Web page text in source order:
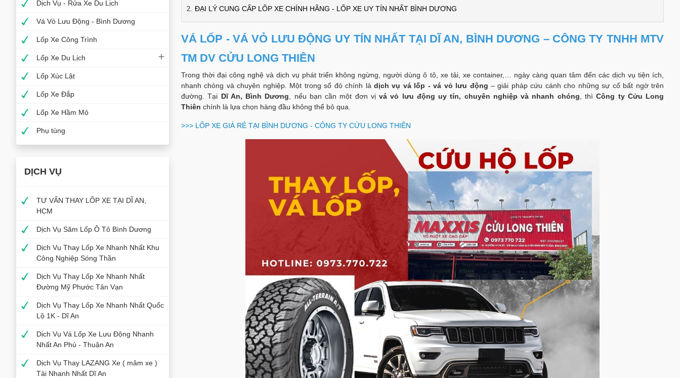
Dịch Vụ - Rửa Xe Du Lịch
Vá Vỏ Lưu Động - Bình Dương
Lốp Xe Công Trình
Lốp Xe Du Lịch
Lốp Xúc Lật
Lốp Xe Đắp
Lốp Xe Hầm Mỏ
Phụ tùng
DỊCH VỤ
TƯ VẤN THAY LỐP XE TẠI DĨ AN,
HCM
Dịch Vụ Săm Lốp Ô Tô Bình Dương
Dịch Vụ Thay Lốp Xe Nhanh Nhất Khu
Công Nghiệp Sóng Thần
Dịch Vụ Thay Lốp Xe Nhanh Nhất
Đường Mỹ Phước Tân Vạn
Dịch Vụ Thay Lốp Xe Nhanh Nhất Quốc
Lộ 1K - Dĩ An
Dịch Vụ Vá Lốp Xe Lưu Động Nhanh
Nhất An Phú - Thuận An
Dịch Vụ Thay LAZANG Xe ( mâm xe )
Tải Nhanh Nhất Dĩ An
ĐẠI LÝ CUNG CẤP LỐP XE CHÍNH HÃNG - LỐP XE UY TÍN NHẤT BÌNH DƯƠNG
VÁ LỐP - VÁ VỎ LƯU ĐỘNG UY TÍN NHẤT TẠI DĨ AN, BÌNH DƯƠNG – CÔNG TY TNHH MTV
TM DV CỬU LONG THIÊN
Trong thời đại công nghệ và dịch vụ phát triển không ngừng, người dùng ô tô, xe tải, xe container,… ngày càng quan tâm đến các dịch vụ tiện ích,
nhanh chóng và chuyên nghiệp. Một trong số đó chính là dịch vụ vá lốp - vá vỏ lưu động – giải pháp cứu cánh cho những sự cố bất ngờ trên
đường. Tại Dĩ An, Bình Dương , nếu bạn cần một đơn vịvá vỏ lưu động uy tín, chuyên nghiệp và nhanh chóng , thìCông ty Cửu Long
Thiên chính là lựa chọn hàng đầu không thể bỏ qua.
>>> LỐP XE GIÁ RẺ TẠI BÌNH DƯƠNG - CÔNG TY CỬU LONG THIÊN